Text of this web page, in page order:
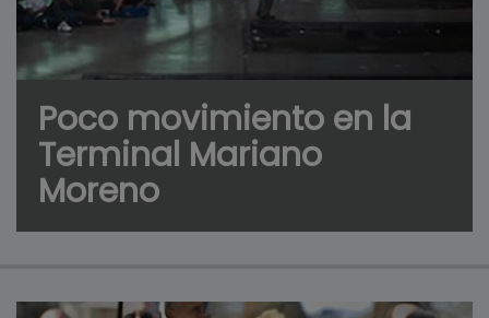
Poco movimiento en la
Terminal Mariano
Moreno